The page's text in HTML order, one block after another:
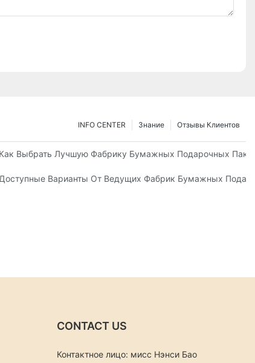
Отзывы Клиентов
Знание
INFO CENTER
Ваших Нужд
Как Выбрать Лучшую Фабрику Бумажных Подарочных
Пакетов
Доступные Варианты От Ведущих Фабрик Бумажных
CONTACT US
Контактное лицо: мисс Нэнси Бао